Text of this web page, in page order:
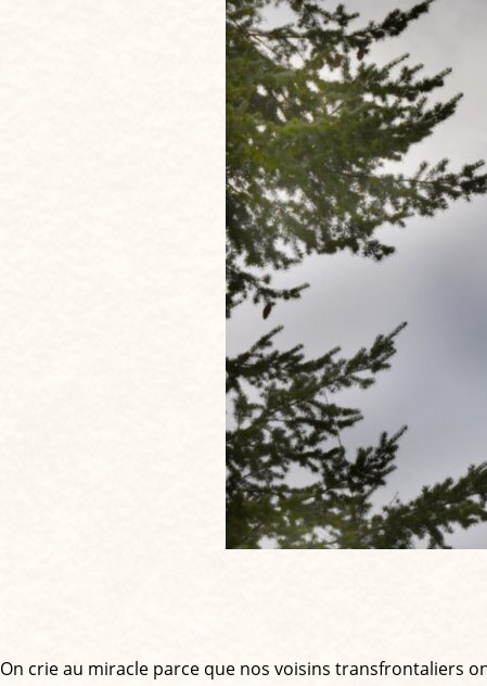
On crie au miracle parce que nos voisins transfrontaliers